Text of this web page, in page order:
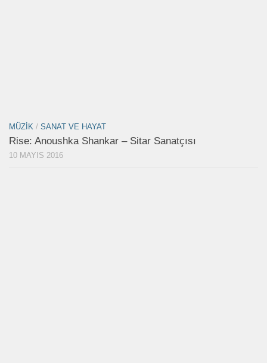
MÜZIK / SANAT VE HAYAT
Rise: Anoushka Shankar – Sitar Sanatçısı
10 MAYIS 2016